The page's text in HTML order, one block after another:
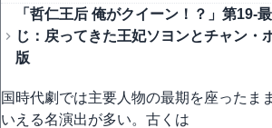
「哲仁王后 俺がクイーン！？」第19-
じ：戻ってきた王妃ソヨンとチャン・
版
国時代劇では主要人物の最期を座ったま
いえる名演出が多い。古くは